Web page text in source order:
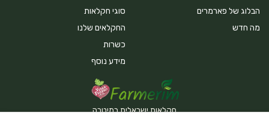
הבלוג של פארמרים
מה חדש
סוגי חקלאות
החקלאים שלנו
כשרות
מידע נוסף
חקלאות ישראלית במיטבה